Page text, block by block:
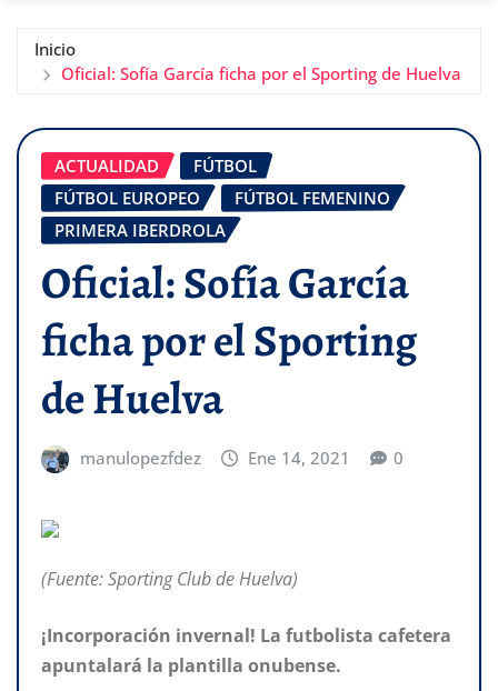
Inicio
Oficial: Sofía García ficha por el Sporting de Huelva
ACTUALIDAD
FÚTBOL
FÚTBOL EUROPEO
FÚTBOL FEMENINO
PRIMERA IBERDROLA
Oficial: Sofía García
ficha por el Sporting
de Huelva
manulopezfdez Ene 14, 2021 0
(Fuente: Sporting Club de Huelva)
¡Incorporación invernal! La futbolista cafetera
apuntalará la plantilla onubense.